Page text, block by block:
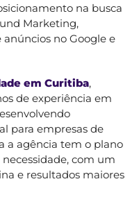
na busca
Marketing,
anúncios no Google e
em Curitiba,
de experiência em
para empresas de
a agência tem o plano
com um
e resultados maiores